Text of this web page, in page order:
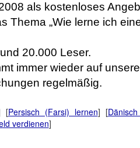
als kostenloses
Thema „Wie lerne ich
20.000 Leser.
immer wieder auf
regelmäßig.
[Persisch (Farsi) lernen] [
verdienen]